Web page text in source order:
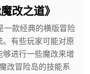
改之道》
一款经典的横版冒险
有些玩家可能对原
进行一些魔改来增
改冒险岛的技能系